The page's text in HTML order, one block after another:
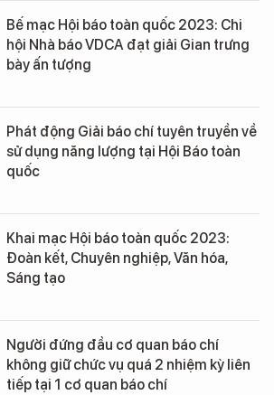
Bế mạc Hội báo toàn quốc 2023: Chi
hội Nhà báo VDCA đạt giải Gian trưng
bày ấn tượng
Phát động Giải báo chí tuyên truyền về
sử dụng năng lượng tại Hội Báo toàn
quốc
Khai mạc Hội báo toàn quốc 2023:
Đoàn kết, Chuyên nghiệp, Văn hóa,
Sáng tạo
Người đứng đầu cơ quan báo chí
không giữ chức vụ quá 2 nhiệm kỳ liên
tiếp tại 1 cơ quan báo chí